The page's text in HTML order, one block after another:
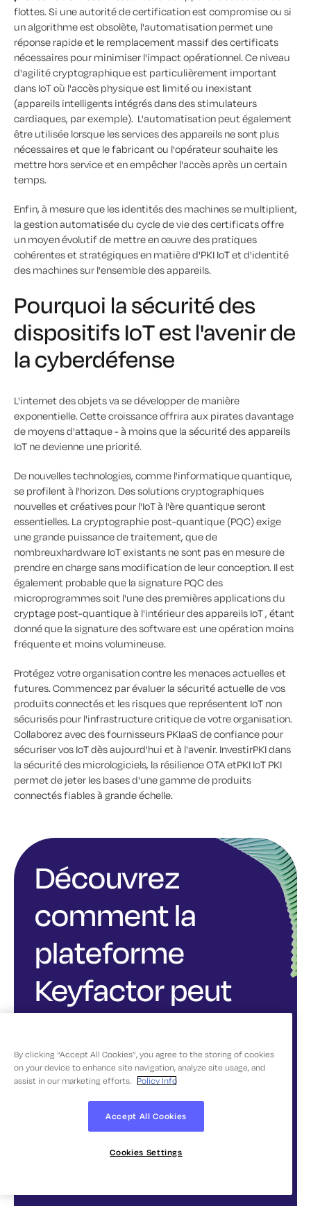
flottes. Si une autorité de certification est compromise ou si
un algorithme est obsolète, l'automatisation permet une
réponse rapide et le remplacement massif des certificats
nécessaires pour minimiser l'impact opérationnel. Ce niveau
d'agilité cryptographique est particulièrement important
dans IoT où l'accès physique est limité ou inexistant
(appareils intelligents intégrés dans des stimulateurs
cardiaques, par exemple). L'automatisation peut également
être utilisée lorsque les services des appareils ne sont plus
nécessaires et que le fabricant ou l'opérateur souhaite les
mettre hors service et en empêcher l'accès après un certain
temps.
Enfin, à mesure que les identités des machines se multiplient,
la gestion automatisée du cycle de vie des certificats offre
un moyen évolutif de mettre en œuvre des pratiques
cohérentes et stratégiques en matière d'PKI IoT et d'identité
des machines sur l'ensemble des appareils.
Pourquoi la sécurité des
dispositifs IoT est l'avenir de
la cyberdéfense
L'internet des objets va se développer de manière
exponentielle. Cette croissance offrira aux pirates davantage
de moyens d'attaque - à moins que la sécurité des appareils
IoT ne devienne une priorité.
De nouvelles technologies, comme l'informatique quantique,
se profilent à l'horizon. Des solutions cryptographiques
nouvelles et créatives pour l'IoT à l'ère quantique seront
essentielles. La cryptographie post-quantique (PQC) exige
une grande puissance de traitement, que de
nombreuxhardware IoT existants ne sont pas en mesure de
prendre en charge sans modification de leur conception. Il est
également probable que la signature PQC des
microprogrammes soit l'une des premières applications du
cryptage post-quantique à l'intérieur des appareils IoT , étant
donné que la signature des software est une opération moins
fréquente et moins volumineuse.
Protégez votre organisation contre les menaces actuelles et
futures. Commencez par évaluer la sécurité actuelle de vos
produits connectés et les risques que représentent IoT non
sécurisés pour l'infrastructure critique de votre organisation.
Collaborez avec des fournisseurs PKIaaS de confiance pour
sécuriser vos IoT dès aujourd'hui et à l'avenir. InvestirPKI dans
la sécurité des micrologiciels, la résilience OTA etPKI IoT PKI
permet de jeter les bases d'une gamme de produits
connectés fiables à grande échelle.
Découvrez
comment la
plateforme
Keyfactor peut
PKI, prévenir les
pannes de
certificats, et bien
By clicking “Accept All Cookies”, you agree to the storing of cookies
on your device to enhance site navigation, analyze site usage, and
assist in our marketing efforts.
Policy Info
Accept All Cookies
Cookies Settings